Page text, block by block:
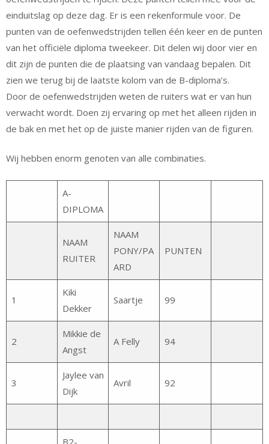
einduitslag op deze dag. Er is een rekenformule voor. De
punten van de oefenwedstrijden tellen één keer en de punten
van het officiële diploma tweekeer. Dit delen wij door vier en
dit zijn de punten die de plaatsing van vandaag bepalen. Dit
zien we terug bij de laatste kolom van de B-diploma’s.
Door de oefenwedstrijden weten de ruiters wat er van hun
verwacht wordt. Doen zij ervaring op met het alleen rijden in
de bak en met het op de juiste manier rijden van de figuren.
Wij hebben enorm genoten van alle combinaties.
A-
DIPLOMA
NAAM
RUITER
NAAM
PONY/PA
ARD
PUNTEN
1
Kiki
Dekker
Saartje 99
2
Mikkie de
Angst
A Felly 94
3
Jaylee van
Dijk
Avril 92
B2-